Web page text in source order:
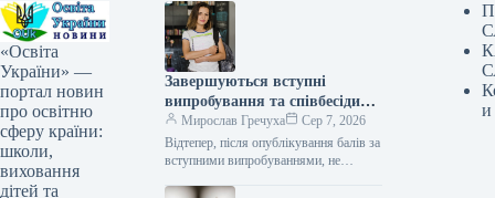
«Освіта
України» —
портал новин
про освітню
сферу країни:
школи,
виховання
дітей та
Завершуються вступні
випробування та співбесіди
для абітурієнтів коледжів, які
вступають після 11 класу.
Мирослав Гречуха
Сер 7, 2026
Відтепер, після опублікування балів за
вступними випробуваннями, не
и